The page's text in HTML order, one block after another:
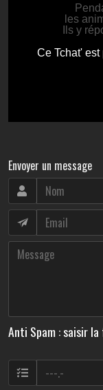
Envoyer un message
Anti Spam : saisir